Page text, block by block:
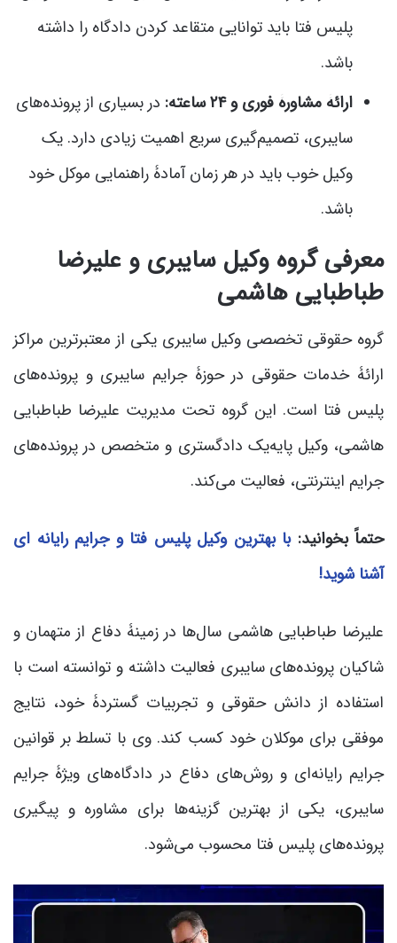
پلیس فتا باید توانایی متقاعد کردن دادگاه را داشته
باشد.
ارائۀ مشاورۀ فوری و ۲۴ ساعته:
در بسیاری از پرونده‌های
سایبری، تصمیم‌گیری سریع اهمیت زیادی دارد. یک
وکیل خوب باید در هر زمان آمادۀ راهنمایی موکل خود
باشد.
معرفی گروه وکیل سایبری و علیرضا
طباطبایی هاشمی
گروه حقوقی تخصصی وکیل سایبری یکی از معتبرترین مراکز
ارائۀ خدمات حقوقی در حوزۀ جرایم سایبری و پرونده‌های
پلیس فتا است. این گروه تحت مدیریت علیرضا طباطبایی
هاشمی، وکیل پایه‌یک دادگستری و متخصص در پرونده‌های
جرایم اینترنتی، فعالیت می‌کند.
حتماً بخوانید:با بهترین وکیل پلیس فتا و جرایم رایانه ای
آشنا شوید!
علیرضا طباطبایی هاشمی سال‌ها در زمینۀ دفاع از متهمان و
شاکیان پرونده‌های سایبری فعالیت داشته و توانسته است با
استفاده از دانش حقوقی و تجربیات گستردۀ خود، نتایج
موفقی برای موکلان خود کسب کند. وی با تسلط بر قوانین
جرایم رایانه‌ای و روش‌های دفاع در دادگاه‌های ویژۀ جرایم
سایبری، یکی از بهترین گزینه‌ها برای مشاوره و پیگیری
پرونده‌های پلیس فتا محسوب می‌شود.